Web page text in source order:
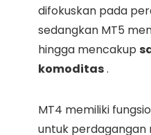
difokuskan pada
sedangkan MT5
hingga mencakup
komoditas.
MT4 memiliki
untuk perdagangan